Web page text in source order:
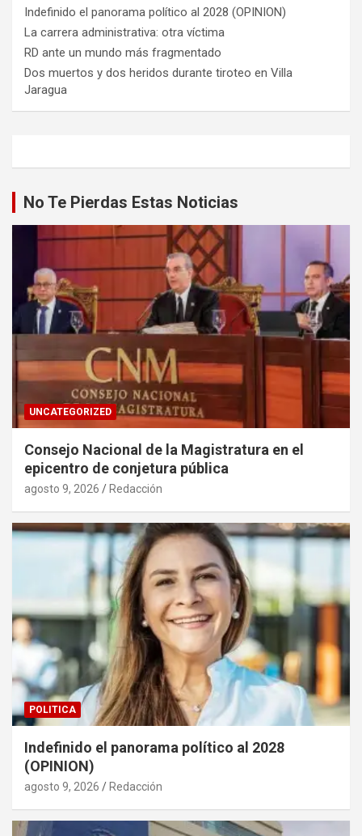
Indefinido el panorama político al 2028 (OPINION)
La carrera administrativa: otra víctima
RD ante un mundo más fragmentado
Dos muertos y dos heridos durante tiroteo en Villa
Jaragua
No Te Pierdas Estas Noticias
UNCATEGORIZED
Consejo Nacional de la Magistratura en el
epicentro de conjetura pública
agosto 9, 2026 Redacción
POLITICA
Indefinido el panorama político al 2028
(OPINION)
agosto 9, 2026 Redacción